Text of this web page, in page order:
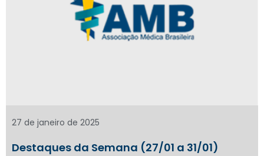
Destaques da Semana (27/01 a 31/01)
27 de janeiro de 2025